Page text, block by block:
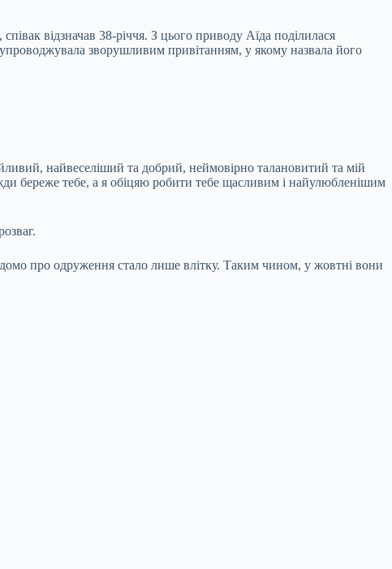
співак відзначав 38-річчя. З цього приводу Аїда поділилася
зворушливим привітанням, у якому назвала його
найвеселіший та добрий, неймовірно талановитий та мій
береже тебе, а я обіцяю робити тебе щасливим і найулюбленішим
про одруження стало лише влітку. Таким чином, у жовтні вони